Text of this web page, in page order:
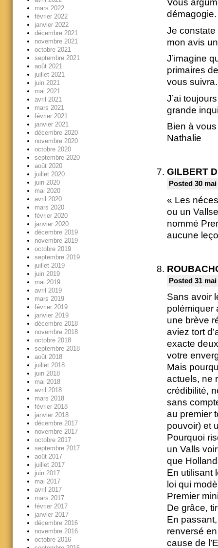
Vous
démagogie.
Je
mon avis
J’imagine
primaires
vous suivra.
J’ai
grande
Bien à vous
Nathalie
GILBERT
Posted 30
« Les
ou un
nommé
aucune
Posted 31
Sans avoir
polémiquer
une brève
aviez tort
exacte
votre
Mais
actuels, ne
crédibilité,
sans
au premier
pouvoir) et
Pourquoi
un Valls
que
En utilisant
loi qui
Premier
De grâce,
En
renversé
cause de
mars 2022
février 2022
janvier 2022
décembre 2021
novembre 2021
octobre 2021
septembre 2021
août 2021
juillet 2021
juin 2021
mai 2021
avril 2021
mars 2021
février 2021
janvier 2021
décembre 2020
novembre 2020
octobre 2020
septembre 2020
août 2020
juillet 2020
juin 2020
mai 2020
avril 2020
mars 2020
février 2020
janvier 2020
décembre 2019
novembre 2019
octobre 2019
septembre 2019
juillet 2019
juin 2019
mai 2019
avril 2019
mars 2019
février 2019
janvier 2019
décembre 2018
novembre 2018
octobre 2018
septembre 2018
août 2018
juillet 2018
juin 2018
mai 2018
avril 2018
mars 2018
février 2018
janvier 2018
décembre 2017
novembre 2017
octobre 2017
septembre 2017
août 2017
juillet 2017
juin 2017
mai 2017
avril 2017
mars 2017
février 2017
janvier 2017
décembre 2016
novembre 2016
octobre 2016